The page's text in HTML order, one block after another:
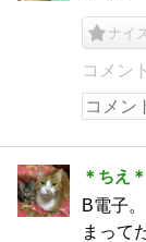
ナイ
コメン
＊ちえ＊
B電子
まって